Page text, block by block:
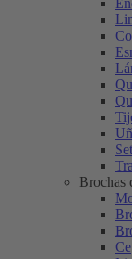
Brochas